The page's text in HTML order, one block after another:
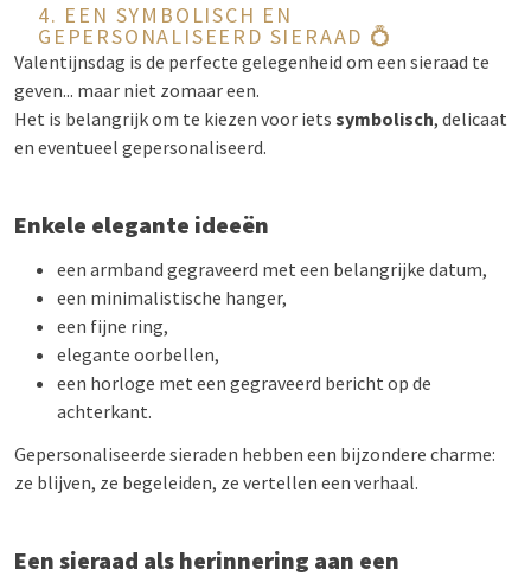
4. EEN SYMBOLISCH EN
GEPERSONALISEERD SIERAAD 💍
Valentijnsdag is de perfecte gelegenheid om een sieraad te
geven... maar niet zomaar een.
Het is belangrijk om te kiezen voor iets symbolisch, delicaat
en eventueel gepersonaliseerd.
Enkele elegante ideeën
een armband gegraveerd met een belangrijke datum,
een minimalistische hanger,
een fijne ring,
elegante oorbellen,
een horloge met een gegraveerd bericht op de
achterkant.
Gepersonaliseerde sieraden hebben een bijzondere charme:
ze blijven, ze begeleiden, ze vertellen een verhaal.
Een sieraad als herinnering aan een